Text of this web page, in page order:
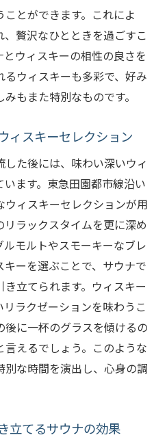
とができます。これによ
贅沢なひとときを過ごすこ
ウィスキーの相性の良さを
ウィスキーも多彩で、好み
もまた特別なものです。
ィスキーセレクション
た後には、味わい深いウィ
ます。東急田園都市線沿い
ィスキーセレクションが用
ラックスタイムを更に深め
モルトやスモーキーなブレ
ーを選ぶことで、サウナで
立てられます。ウィスキー
ラクゼーションを味わうこ
後に一杯のグラスを傾けるの
えるでしょう。このような
な時間を演出し、心身の調
立てるサウナの効果